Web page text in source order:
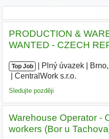
PRODUCTION &
WANTED - CZECH
Top Job Plný úvazek
CentralWork s.r.o.
Sledujte později
Warehouse Operator -
workers (Bor u